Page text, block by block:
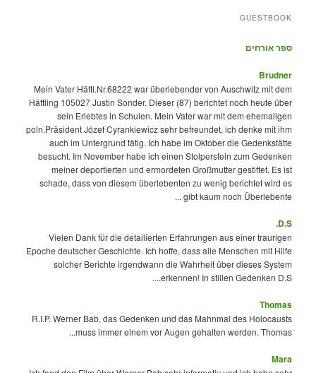
GUESTBOOK
ספר אורחים
Brudner
Mein Vater Häftl.Nr.68222 war überlebender von Auschwitz mit dem
Häftling 105027 Justin Sonder. Dieser (87) berichtet noch heute über
sein Erlebtes in Schulen. Mein Vater war mit dem ehemaligen
poln.Präsident Józef Cyrankiewicz sehr befreundet, ich denke mit ihm
auch im Untergrund tätig. Ich habe im Oktober die Gedenkstätte
besucht. Im November habe ich einen Stolperstein zum Gedenken
meiner deportierten und ermordeten Großmutter gestiftet. Es ist
schade, dass von diesem überlebenten zu wenig berichtet wird es
gibt kaum noch Überlebente ...
D.S.
Vielen Dank für die detailierten Erfahrungen aus einer traurigen
Epoche deutscher Geschichte. Ich hoffe, dass alle Menschen mit Hilfe
solcher Berichte irgendwann die Wahrheit über dieses System
erkennen! In stillen Gedenken D.S....
Thomas
R.I.P. Werner Bab, das Gedenken und das Mahnmal des Holocausts
muss immer einem vor Augen gehalten werden. Thomas...
Mara